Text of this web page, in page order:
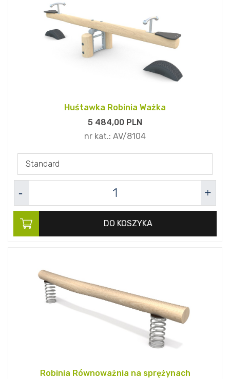
Huśtawka Robinia Ważka
5 484,00 PLN
nr kat.: AV/8104
Standard
DO KOSZYKA
Robinia Równoważnia na sprężynach